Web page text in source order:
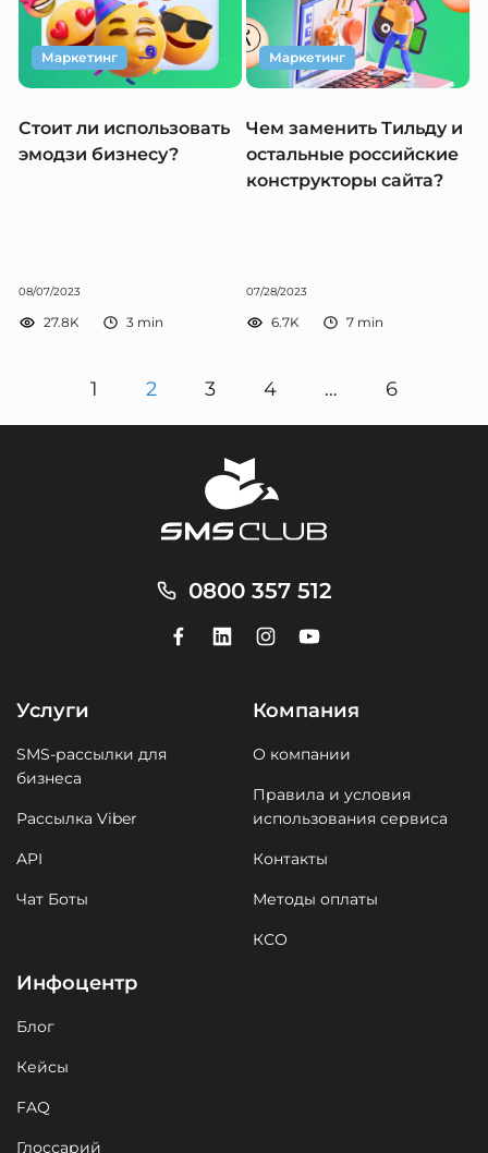
Маркетинг
Стоит ли использовать
эмодзи бизнесу?
08/07/2023
27.8K 3 min
Маркетинг
Чем заменить Тильду и
остальные российские
конструкторы сайта?
07/28/2023
6.7K 7 min
1 2 3 4 … 6
0800 357 512
Услуги
SMS-рассылки для
бизнеса
Рассылка Viber
API
Чат Боты
Компания
О компании
Правила и условия
использования сервиса
Контакты
Методы оплаты
КСО
Инфоцентр
Блог
Кейсы
FAQ
Глоссарий